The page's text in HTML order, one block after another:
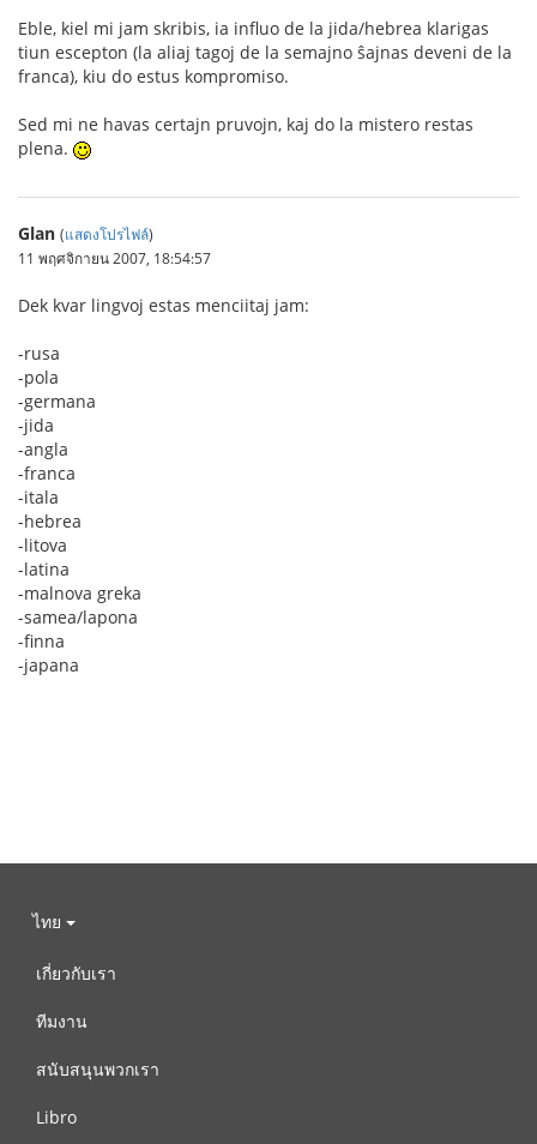
Eble, kiel mi jam skribis, ia influo de la jida/hebrea klarigas
tiun escepton (la aliaj tagoj de la semajno ŝajnas deveni de la
franca), kiu do estus kompromiso.
Sed mi ne havas certajn pruvojn, kaj do la mistero restas
plena.
Glan (แสดงโปรไฟล์)
11 พฤศจิกายน 2007, 18:54:57
Dek kvar lingvoj estas menciitaj jam:
-rusa
-pola
-germana
-jida
-angla
-franca
-itala
-hebrea
-litova
-latina
-malnova greka
-samea/lapona
-finna
-japana
ไทย
เกี่ยวกับเรา
ทีมงาน
สนับสนุนพวกเรา
Libro